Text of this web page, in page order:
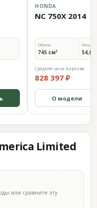
HONDA
NC 750X 2014
Объём
745 см³ 54,8
Средняя цена в архиве
828 397 ₽
О модели
Limited
или сравните эту